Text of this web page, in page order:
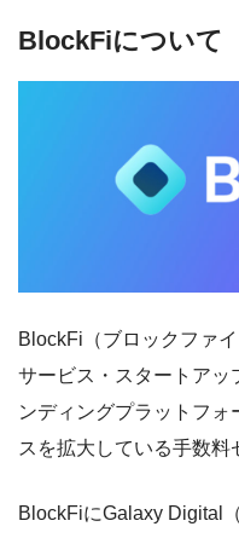
BlockFiについて
BlockFi（ブロックファ
サービス・スタートアッ
ンディングプラットフ
スを拡大している手数料
BlockFiにGalaxy Digital